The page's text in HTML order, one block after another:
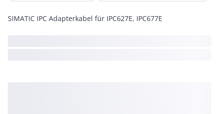
SIMATIC IPC Adapterkabel für IPC627E, IPC677E